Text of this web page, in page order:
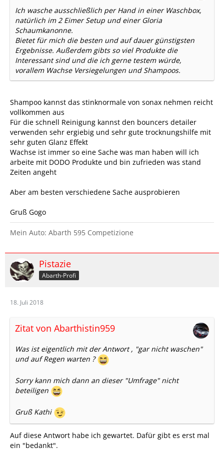
Ich wasche ausschließlich per Hand in einer Waschbox,
natürlich im 2 Eimer Setup und einer Gloria
Schaumkanonne.
Bietet für mich die besten und auf dauer günstigsten
Ergebnisse. Außerdem gibts so viel Produkte die
Interessant sind und die ich gerne testem würde,
vorallem Wachse Versiegelungen und Shampoos.
Shampoo kannst das stinknormale von sonax nehmen reicht
vollkommen aus
Für die schnell Reinigung kannst den bouncers detailer
verwenden sehr ergiebig und sehr gute trocknungshilfe mit
sehr guten Glanz Effekt
Wachse ist immer so eine Sache was man haben will ich
arbeite mit DODO Produkte und bin zufrieden was stand
Zeiten angeht
Aber am besten verschiedene Sache ausprobieren
Gruß Gogo
Mein Auto: Abarth 595 Competizione
Pistazie
Abarth-Profi
18. Juli 2018
Zitat von Abarthistin959
Was ist eigentlich mit der Antwort , "gar nicht waschen"
und auf Regen warten ?
Sorry kann mich dann an dieser "Umfrage" nicht
beteiligen
Gruß Kathi
Auf diese Antwort habe ich gewartet. Dafür gibt es erst mal
ein "bedankt".